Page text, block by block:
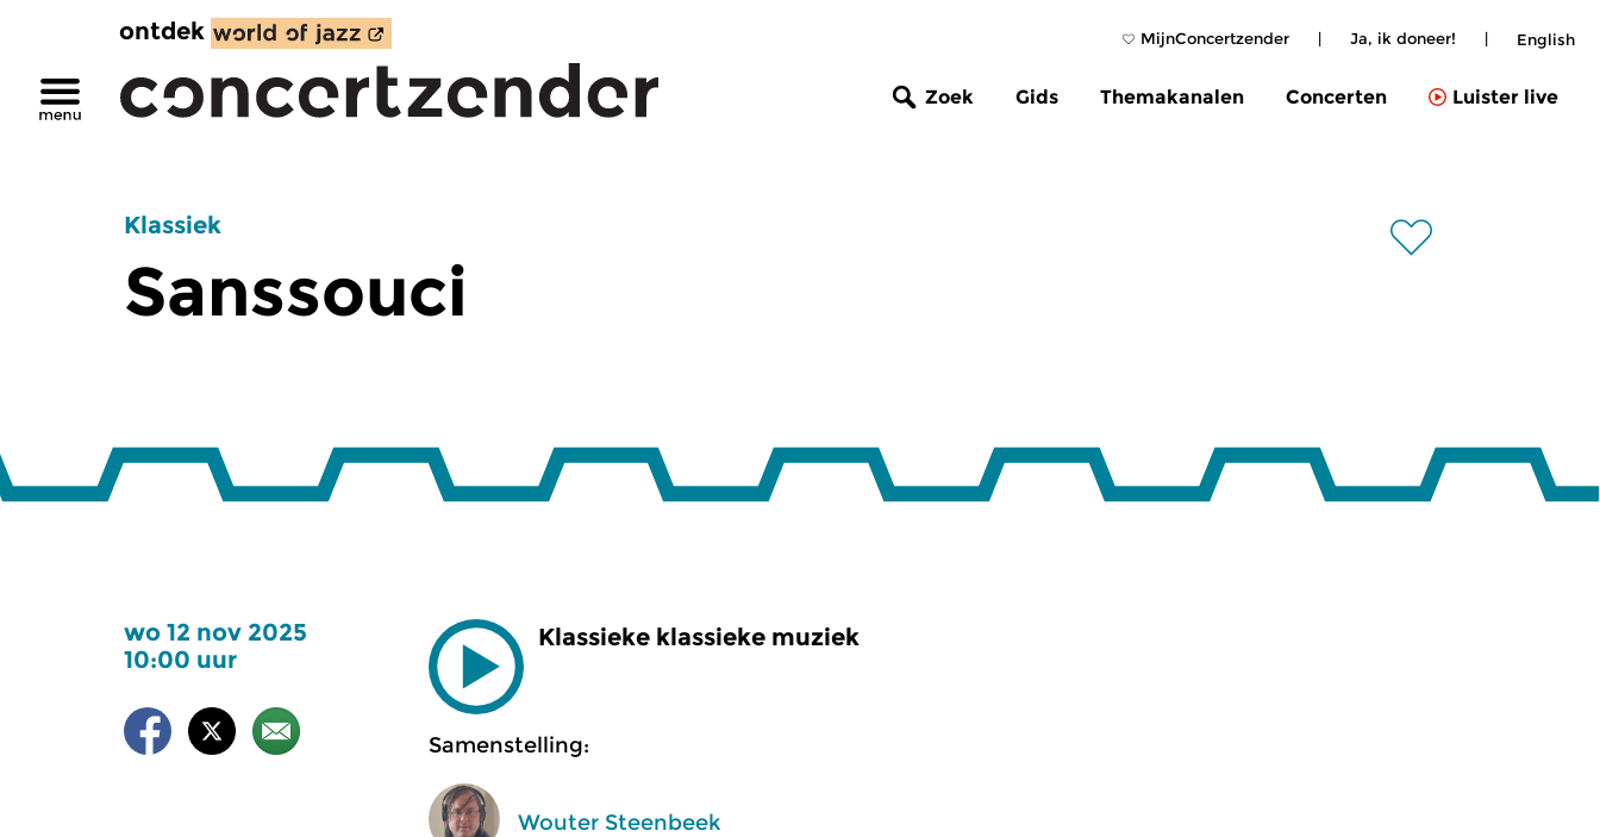
MijnConcertzender | Ja, ik doneer! | English
ontdek
Zoek Gids Themakanalen Concerten Luister live
Klassiek
Sanssouci
wo 12 nov 2025
10:00 uur
Klassieke klassieke muziek
Samenstelling:
Wouter Steenbeek